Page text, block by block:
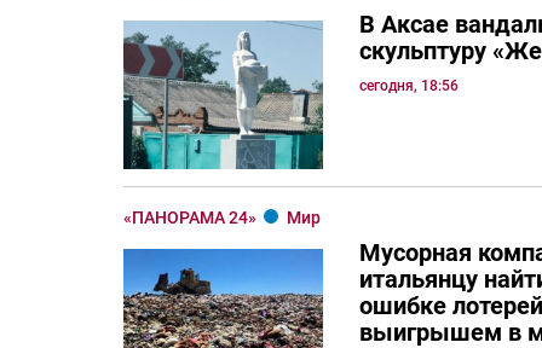
В Аксае
скульптуру
сегодня, 18:56
«ПАНОРАМА 24» Мир
Мусорная
итальянцу
ошибке
выигрышем в